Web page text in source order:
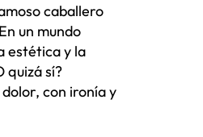
caballero
un mundo
estética y la
quizá sí?
con ironía y